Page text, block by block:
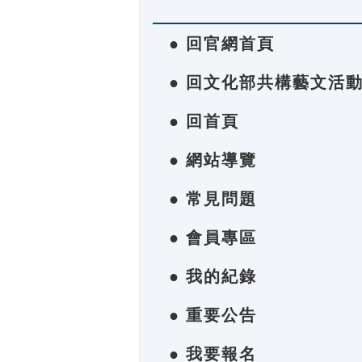
● 回官網首頁
● 回文化部共構藝文活
● 回首頁
● 網站導覽
● 常見問題
● 會員專區
● 我的紀錄
● 重要公告
● 我要報名